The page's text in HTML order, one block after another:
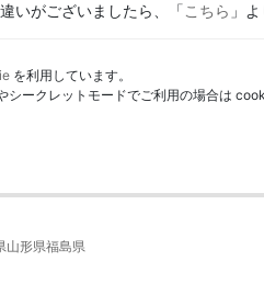
いがございましたら、「こちら 」
を利用しています。
シークレットモードでご利用の場合は
山形県福島県